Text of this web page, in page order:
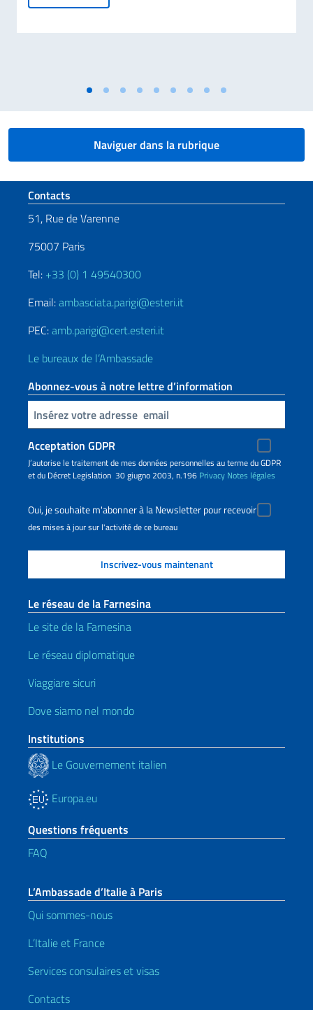
Naviguer dans la rubrique
Section de pied de page
Contacts
51, Rue de Varenne
75007 Paris
Tel: +33 (0) 1 49540300
Email:ambasciata.parigi@esteri.it
PEC:amb.parigi@cert.esteri.it
Le bureaux de l’Ambassade
Abonnez-vous à notre lettre d’information
Insert your email
Acceptation GDPR
J’autorise le traitement de mes données personnelles au terme du GDPR
et du Décret Legislation 30 giugno 2003, n.196 Privacy Notes légales
Oui, je souhaite m'abonner à la Newsletter pour recevoir
des mises à jour sur l'activité de ce bureau
Le réseau de la Farnesina
Le site de la Farnesina
Le réseau diplomatique
Viaggiare sicuri
Dove siamo nel mondo
Institutions
Le Gouvernement italien
Europa.eu
Questions fréquents
FAQ
L’Ambassade d’Italie à Paris
Qui sommes-nous
L’Italie et France
Services consulaires et visas
Contacts